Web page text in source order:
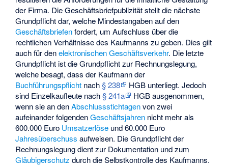
der Firma. Die Geschäftsbriefpublizität stellt die nächste
Grundpflicht dar, welche Mindestangaben auf den
Geschäftsbriefenfordert, um Aufschluss über die
rechtlichen Verhältnisse des Kaufmanns zu geben. Dies gilt
auch für denelektronischen Geschäftsverkehr. Die letzte
Grundpflicht ist die Grundpflicht zur Rechnungslegung,
welche besagt, dass der Kaufmann der
Buchführungspflicht nach§ 238
HGB unterliegt. Jedoch
sind Einzelkaufleute nach§ 241a
HGB ausgenommen,
wenn sie an denAbschlussstichtagenvon zwei
aufeinander folgendenGeschäftsjahren nicht mehr als
600.000 Euro Umsatzerlöse und 60.000 Euro
Jahresüberschuss aufweisen. Die Grundpflicht der
Rechnungslegung dient zur Dokumentation und zum
Gläubigerschutz durch die Selbstkontrolle des Kaufmanns.